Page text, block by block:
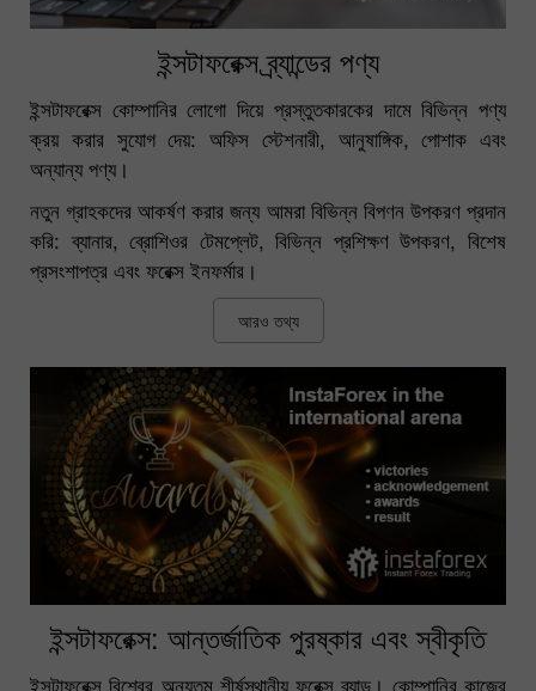
ইন্সটাফরেক্স ব্র্যান্ডের পণ্য
ইন্সটাফরেক্স কোম্পানির লোগো দিয়ে প্রস্তুতকারকের দামে বিভিন্ন পণ্য
ক্রয় করার সুযোগ দেয়: অফিস স্টেশনারী, আনুষাঙ্গিক, পোশাক এবং
অন্যান্য পণ্য।
নতুন গ্রাহকদের আকর্ষণ করার জন্য আমরা বিভিন্ন বিপণন উপকরণ প্রদান
করি: ব্যানার, ব্রোশিওর টেমপ্লেট, বিভিন্ন প্রশিক্ষণ উপকরণ, বিশেষ
প্রসংশাপত্র এবং ফরেক্স ইনফর্মার।
আরও তথ্য
ইন্সটাফরেক্স: আন্তর্জাতিক পুরষ্কার এবং স্বীকৃতি
ইন্সটাফরেক্স বিশ্বের অন্যতম শীর্ষস্থানীয় ফরেক্স ব্র্যান্ড। কোম্পানির কাজের